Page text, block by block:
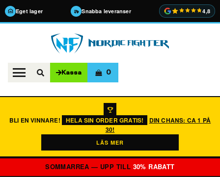
Eget lager Snabba leveranser 4,8
Kassa 0
BLI EN VINNARE! HELA SIN ORDER GRATIS!
DIN CHANS: CA 1 PÅ
30!
LÄS MER
SOMMARREA — UPP TILL 30% RABATT